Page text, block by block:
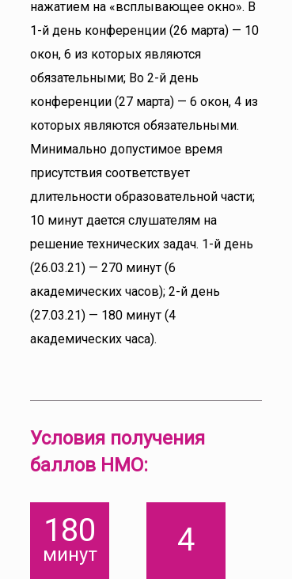
нажатием на «всплывающее окно». В
1-й день конференции (26 марта) — 10
окон, 6 из которых являются
обязательными; Во 2-й день
конференции (27 марта) — 6 окон, 4 из
которых являются обязательными.
Минимально допустимое время
присутствия соответствует
длительности образовательной части;
10 минут дается слушателям на
решение технических задач. 1-й день
(26.03.21) — 270 минут (6
академических часов); 2-й день
(27.03.21) — 180 минут (4
академических часа).
Условия получения
баллов НМО:
180
минут 4